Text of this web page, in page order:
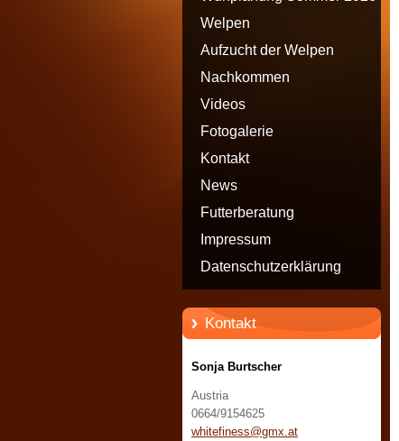
Welpen
Aufzucht der Welpen
Nachkommen
Videos
Fotogalerie
Kontakt
News
Futterberatung
Impressum
Datenschutzerklärung
Kontakt
Sonja Burtscher
Austria
0664/9154625
whitefiness@gmx.at